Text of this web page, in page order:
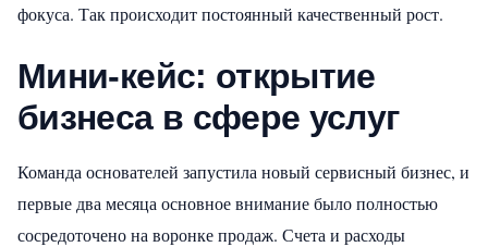
фокуса. Так происходит постоянный качественный рост.
Мини-кейс: открытие
бизнеса в сфере услуг
Команда основателей запустила новый сервисный бизнес, и
первые два месяца основное внимание было полностью
сосредоточено на воронке продаж. Счета и расходы